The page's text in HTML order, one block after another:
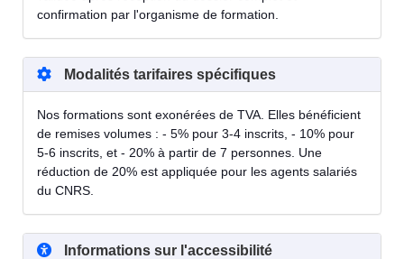
confirmation par l'organisme de formation.
Modalités tarifaires spécifiques
Nos formations sont exonérées de TVA. Elles bénéficient
de remises volumes : - 5% pour 3-4 inscrits, - 10% pour
5-6 inscrits, et - 20% à partir de 7 personnes. Une
réduction de 20% est appliquée pour les agents salariés
du CNRS.
Informations sur l'accessibilité